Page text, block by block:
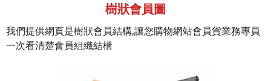
樹狀會員圖
我們提供網頁是樹狀會員結構,讓您購物網站會員貨業務專員
一次看清楚會員組織結構